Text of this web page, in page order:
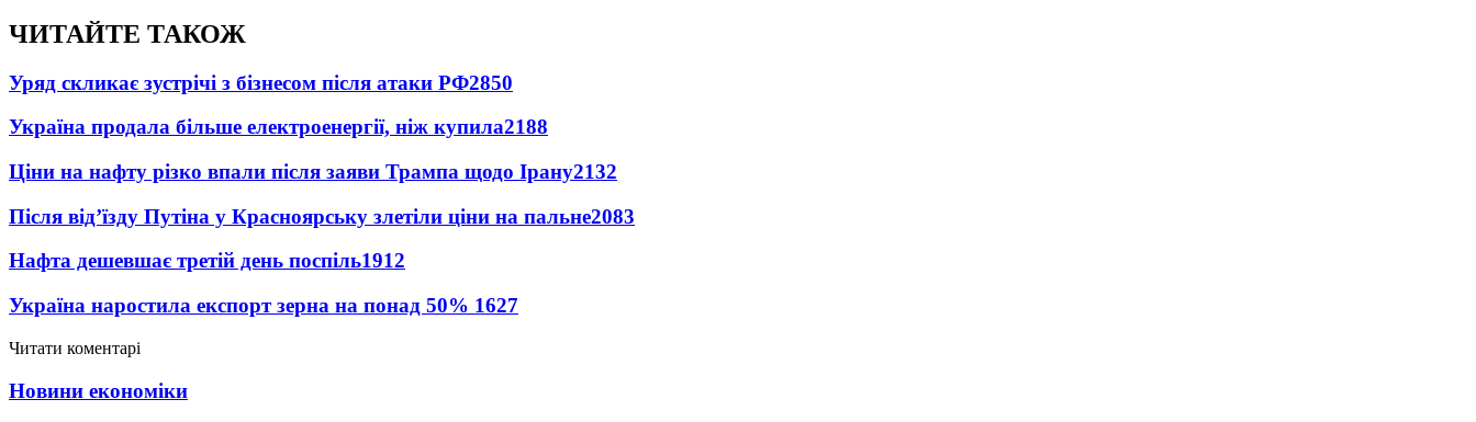
ЧИТАЙТЕ ТАКОЖ
Уряд скликає зустрічі з бізнесом після атаки РФ2850
Україна продала більше електроенергії, ніж купила2188
Ціни на нафту різко впали після заяви Трампа щодо Ірану2132
Після від’їзду Путіна у Красноярську злетіли ціни на пальне2083
Нафта дешевшає третій день поспіль1912
Україна наростила експорт зерна на понад 50% 1627
Читати коментарі
Новини економіки